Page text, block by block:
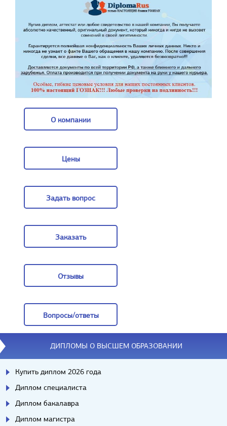
О компании
Цены
Задать вопрос
Заказать
Отзывы
Вопросы/ответы
Вопросы/ответы
ДИПЛОМЫ О ВЫСШЕМ ОБРАЗОВАНИИ
Купить диплом 2026 года
Диплом специалиста
Диплом бакалавра
Диплом магистра